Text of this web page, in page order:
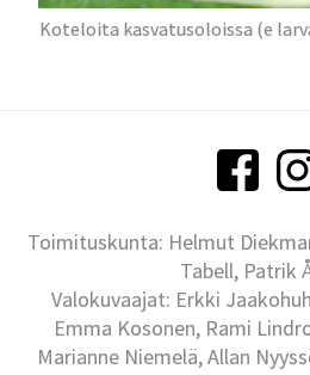
Koteloita kasvatusoloissa (e
Toimituskunta: Helmut
Tabell, Patrik
Valokuvaajat: Erkki
Emma Kosonen, Rami
Marianne Niemelä, Allan